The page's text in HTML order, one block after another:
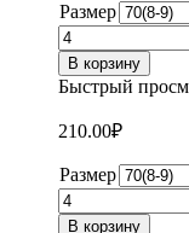
Размер
Количество
товара
Кальсоны
детские
для
мальчиков
TAVATKING
7310
В корзину
Быстрый
210.00₽
Размер
Количество
товара
В корзину